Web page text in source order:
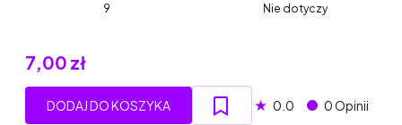
9 Nie dotyczy
7,00 zł
DODAJ DO KOSZYKA ★ 0.0 0 Opinii